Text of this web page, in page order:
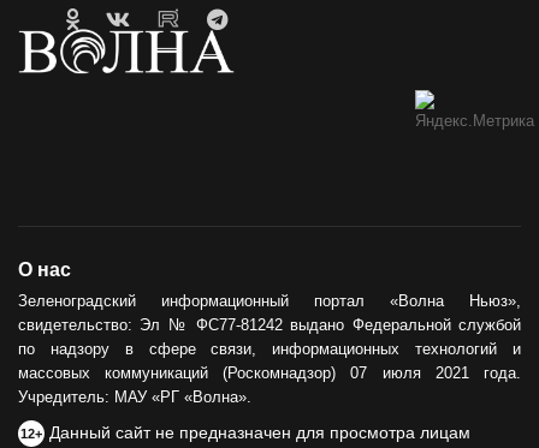
О нас
Зеленоградский информационный портал «Волна Ньюз»,
свидетельство: Эл № ФС77-81242 выдано Федеральной службой
по надзору в сфере связи, информационных технологий и
массовых коммуникаций (Роскомнадзор) 07 июля 2021 года.
Учредитель: МАУ «РГ «Волна».
12+ Данный сайт не предназначен для просмотра лицам